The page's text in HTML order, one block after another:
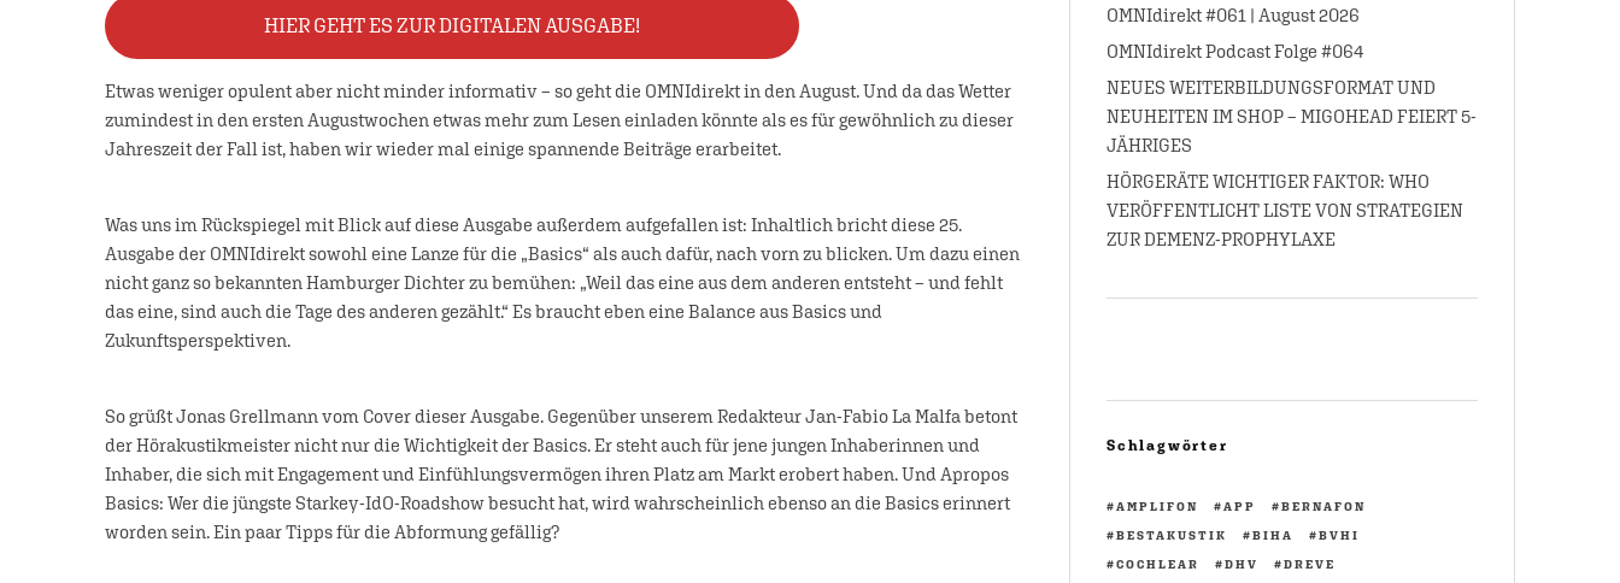
HIER GEHT ES ZUR DIGITALEN AUSGABE!
Etwas weniger opulent aber nicht minder informativ – so geht die OMNIdirekt in den August. Und da das Wetter
zumindest in den ersten Augustwochen etwas mehr zum Lesen einladen könnte als es für gewöhnlich zu dieser
Jahreszeit der Fall ist, haben wir wieder mal einige spannende Beiträge erarbeitet.
Was uns im Rückspiegel mit Blick auf diese Ausgabe außerdem aufgefallen ist: Inhaltlich bricht diese 25.
Ausgabe der OMNIdirekt sowohl eine Lanze für die „Basics“ als auch dafür, nach vorn zu blicken. Um dazu einen
nicht ganz so bekannten Hamburger Dichter zu bemühen: „Weil das eine aus dem anderen entsteht – und fehlt
das eine, sind auch die Tage des anderen gezählt.“ Es braucht eben eine Balance aus Basics und
Zukunftsperspektiven.
So grüßt Jonas Grellmann vom Cover dieser Ausgabe. Gegenüber unserem Redakteur Jan-Fabio La Malfa betont
der Hörakustikmeister nicht nur die Wichtigkeit der Basics. Er steht auch für jene jungen Inhaberinnen und
Inhaber, die sich mit Engagement und Einfühlungsvermögen ihren Platz am Markt erobert haben. Und Apropos
Basics: Wer die jüngste Starkey-IdO-Roadshow besucht hat, wird wahrscheinlich ebenso an die Basics erinnert
worden sein. Ein paar Tipps für die Abformung gefällig?
OMNIdirekt #061 | August 2026
OMNIdirekt Podcast Folge #064
NEUES WEITERBILDUNGSFORMAT UND
NEUHEITEN IM SHOP – MIGOHEAD FEIERT 5-
JÄHRIGES
HÖRGERÄTE WICHTIGER FAKTOR: WHO
VERÖFFENTLICHT LISTE VON STRATEGIEN
ZUR DEMENZ-PROPHYLAXE
Schlagwörter
AMPLIFON APP
BERNAFON
BESTAKUSTIK
BIHA
BVHI
COCHLEAR
DHV
DREVE